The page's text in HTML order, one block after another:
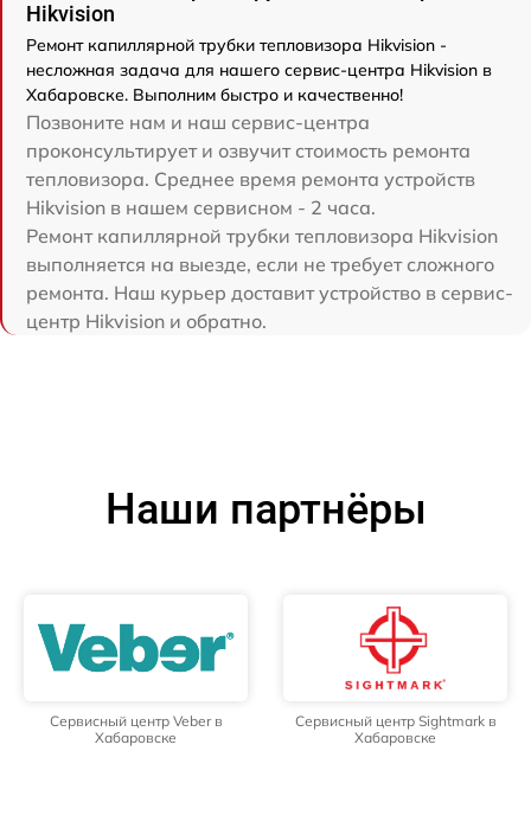
Hikvision
Ремонт капиллярной трубки тепловизора Hikvision -
несложная задача для нашего сервис-центра Hikvision в
Хабаровске. Выполним быстро и качественно!
Позвоните нам и наш сервис-центра
проконсультирует и озвучит стоимость ремонта
тепловизора. Среднее время ремонта устройств
Hikvision в нашем сервисном - 2 часа.
Ремонт капиллярной трубки тепловизора Hikvision
выполняется на выезде, если не требует сложного
ремонта. Наш курьер доставит устройство в сервис-
центр Hikvision и обратно.
Наши партнёры
Сервисный центр Veber в
Хабаровске
Сервисный центр Sightmark в
Хабаровске